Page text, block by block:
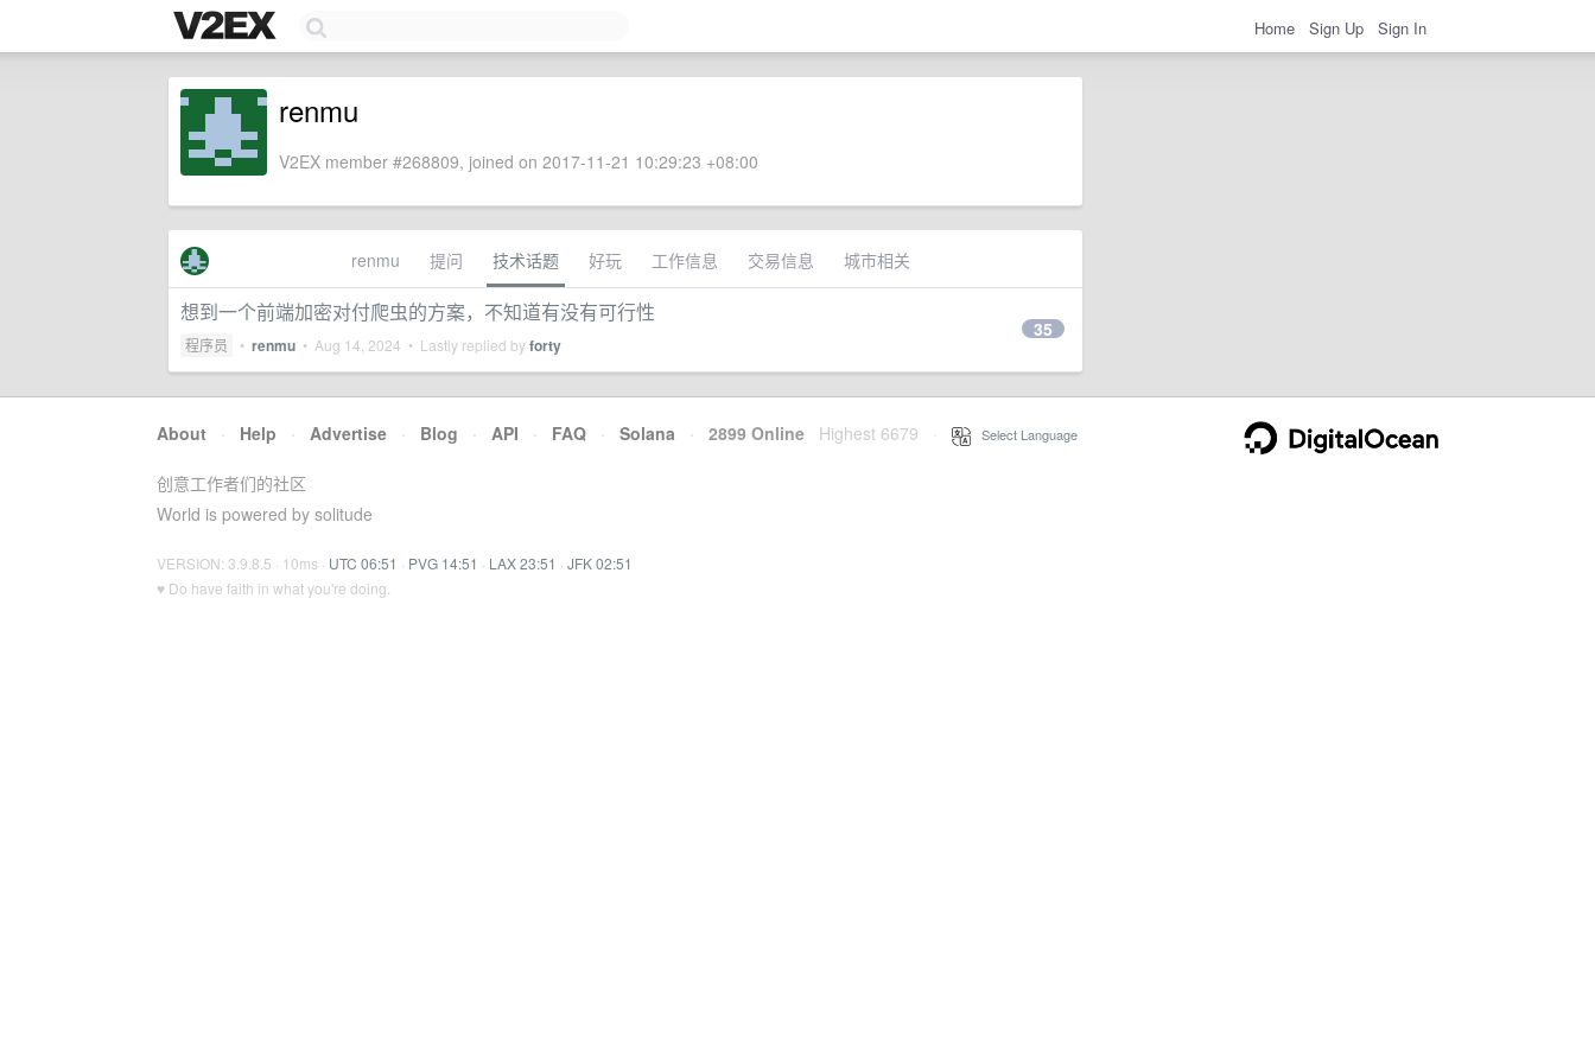
Home Sign Up Sign In
renmu
V2EX member #268809, joined on 2017-11-21 10:29:23 +08:00
renmu 提问 技术话题 好玩 工作信息 交易信息 城市相关
想到一个前端加密对付爬虫的方案，不知道有没有可行性
程序员 • renmu • Aug 14, 2024 • Lastly replied byforty
35
About · Help · Advertise · Blog · API · FAQ · Solana · 2899 Online Highest 6679 Select Language
创意工作者们的社区
World is powered by solitude
VERSION: 3.9.8.5 · 10ms · UTC 06:51 · PVG 14:51 · LAX 23:51 · JFK 02:51
♥ Do have faith in what you're doing.